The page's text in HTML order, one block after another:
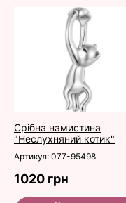
Срібна намистина
"Неслухняний котик"
Артикул: 077-95498
1020 грн